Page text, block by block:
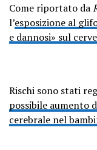
Come riportato da
l’esposizione al
e dannosi» sul
Rischi sono stati
possibile aumento
cerebrale nel